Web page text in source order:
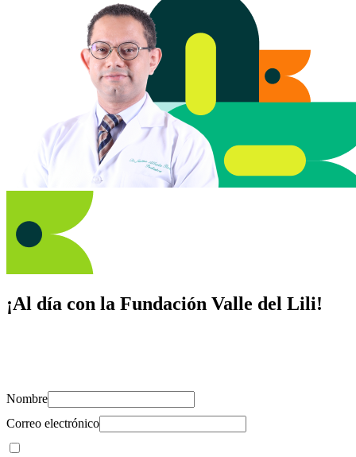
¡Al día con la Fundación Valle del Lili!
Nombre
Correo electrónico